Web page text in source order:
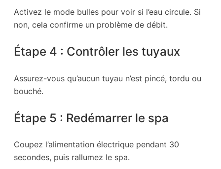
Activez le mode bulles pour voir si l’eau circule. Si
non, cela confirme un problème de débit.
Étape 4 : Contrôler les tuyaux
Assurez-vous qu’aucun tuyau n’est pincé, tordu ou
bouché.
Étape 5 : Redémarrer le spa
Coupez l’alimentation électrique pendant 30
secondes, puis rallumez le spa.